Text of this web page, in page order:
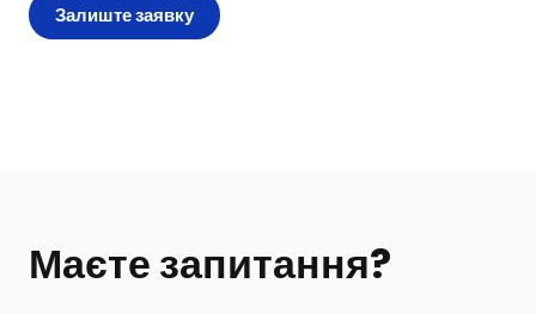
Залиште заявку
Маєте запитання?